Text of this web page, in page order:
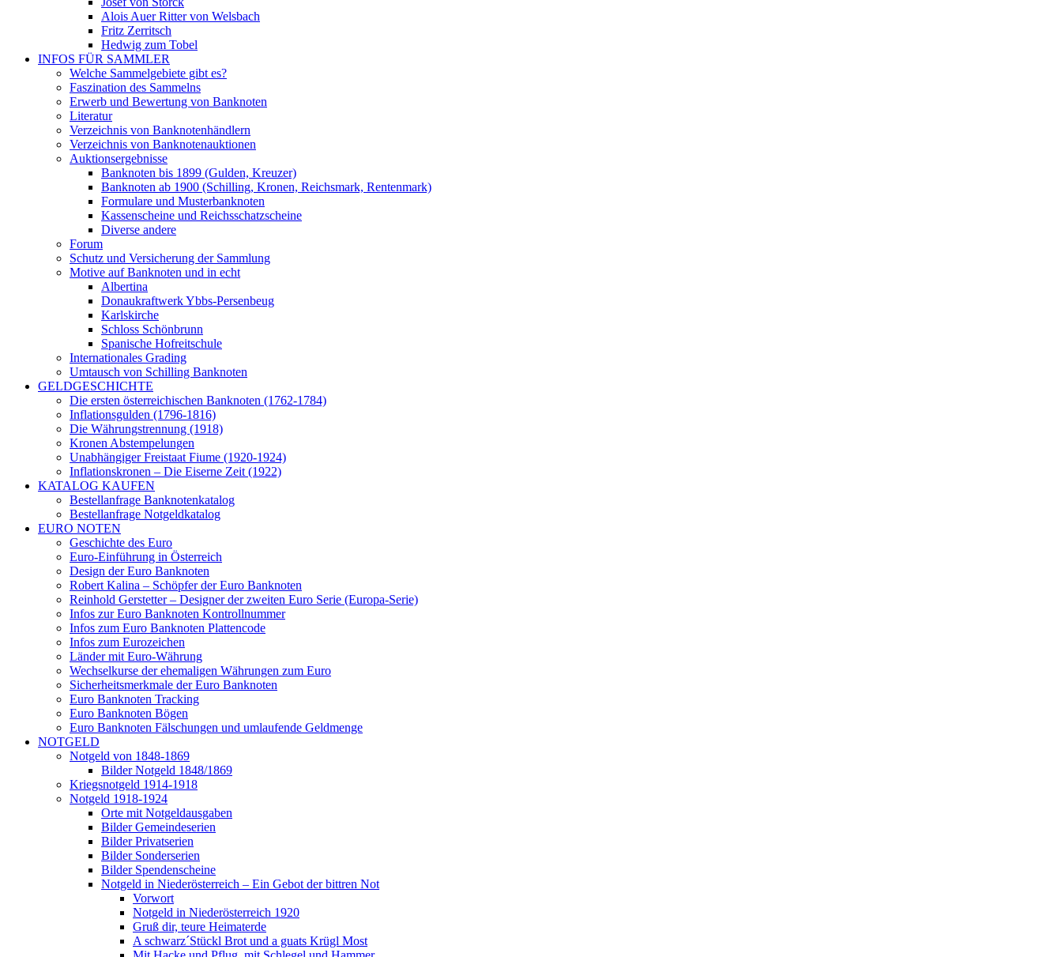
Alois Auer Ritter von Welsbach
Fritz Zerritsch
Hedwig zum Tobel
INFOS FÜR SAMMLER
Welche Sammelgebiete gibt es?
Faszination des Sammelns
Erwerb und Bewertung von Banknoten
Literatur
Verzeichnis von Banknotenhändlern
Verzeichnis von Banknotenauktionen
Auktionsergebnisse
Banknoten bis 1899 (Gulden, Kreuzer)
Banknoten ab 1900 (Schilling, Kronen, Reichsmark, Rentenmark)
Formulare und Musterbanknoten
Kassenscheine und Reichsschatzscheine
Diverse andere
Forum
Schutz und Versicherung der Sammlung
Motive auf Banknoten und in echt
Albertina
Donaukraftwerk Ybbs-Persenbeug
Karlskirche
Schloss Schönbrunn
Spanische Hofreitschule
Internationales Grading
Umtausch von Schilling Banknoten
GELDGESCHICHTE
Die ersten österreichischen Banknoten (1762-1784)
Inflationsgulden (1796-1816)
Die Währungstrennung (1918)
Kronen Abstempelungen
Unabhängiger Freistaat Fiume (1920-1924)
Inflationskronen – Die Eiserne Zeit (1922)
KATALOG KAUFEN
Bestellanfrage Banknotenkatalog
Bestellanfrage Notgeldkatalog
EURO NOTEN
Geschichte des Euro
Euro-Einführung in Österreich
Design der Euro Banknoten
Robert Kalina – Schöpfer der Euro Banknoten
Reinhold Gerstetter – Designer der zweiten Euro Serie (Europa-Serie)
Infos zur Euro Banknoten Kontrollnummer
Infos zum Euro Banknoten Plattencode
Infos zum Eurozeichen
Länder mit Euro-Währung
Wechselkurse der ehemaligen Währungen zum Euro
Sicherheitsmerkmale der Euro Banknoten
Euro Banknoten Tracking
Euro Banknoten Bögen
Euro Banknoten Fälschungen und umlaufende Geldmenge
NOTGELD
Notgeld von 1848-1869
Bilder Notgeld 1848/1869
Kriegsnotgeld 1914-1918
Notgeld 1918-1924
Orte mit Notgeldausgaben
Bilder Gemeindeserien
Bilder Privatserien
Bilder Sonderserien
Bilder Spendenscheine
Notgeld in Niederösterreich – Ein Gebot der bittren Not
Vorwort
Notgeld in Niederösterreich 1920
Gruß dir, teure Heimaterde
A schwarz´Stückl Brot und a guats Krügl Most